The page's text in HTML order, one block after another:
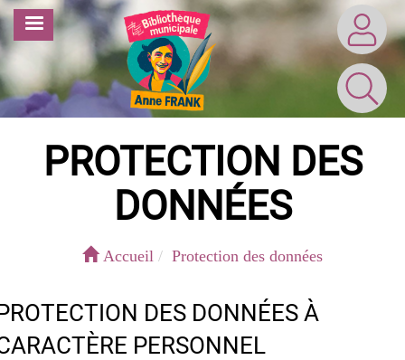
Aller
contenu
principal
MENU
PROTECTION DES
DONNÉES
Accueil Protection des données
DES DONNÉES À
PERSONNEL